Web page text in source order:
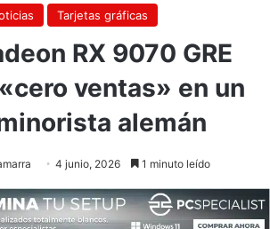
Tarjetas gráficas
RX 9070 GRE
ventas» en un
alemán
4 junio, 2026 1 minuto leído